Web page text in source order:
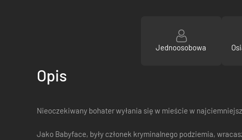
Jednoosobowa
Opis
Nieoczekiwany bohater wyłania się w mieście w
Jako Babyface, były członek kryminalnego podziemia,